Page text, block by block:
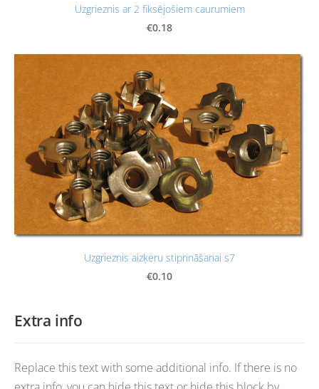
Extra info
Replace this text with some additional info. If there is no
Uzgrieznis ar 2 fiksējošiem caurumiem
€0.18
Uzgrieznis aizķeru stiprināšanai s7
€0.10